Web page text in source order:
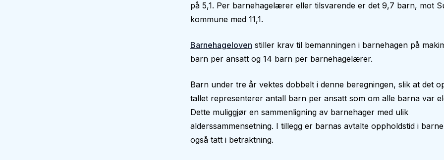
på 5,1. Per barnehagelærer eller tilsvarende er det 9,7 barn, mot
kommune med 11,1.
Barnehageloven stiller krav til bemanningen i barnehagen på
barn per ansatt og 14 barn per barnehagelærer.
Barn under tre år vektes dobbelt i denne beregningen, slik at det
tallet representerer antall barn per ansatt som om alle barna var
Dette muliggjør en sammenligning av barnehager med ulik
alderssammensetning. I tillegg er barnas avtalte oppholdstid i
også tatt i betraktning.